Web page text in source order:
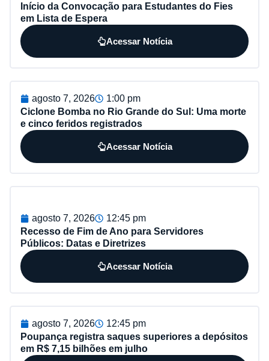
Início da Convocação para Estudantes do Fies
em Lista de Espera
Acessar Notícia
agosto 7, 2026
1:00 pm
Ciclone Bomba no Rio Grande do Sul: Uma morte
e cinco feridos registrados
Acessar Notícia
agosto 7, 2026
12:45 pm
Recesso de Fim de Ano para Servidores
Públicos: Datas e Diretrizes
Acessar Notícia
agosto 7, 2026
12:45 pm
Poupança registra saques superiores a depósitos
em R$ 7,15 bilhões em julho